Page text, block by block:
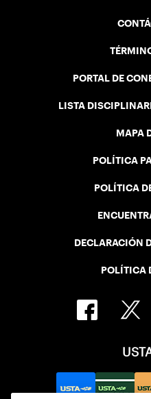
PORTAL DE
LISTA
MAPA
POLÍTICA
POLÍTICA
DECLARACIÓN
POLÍTICA